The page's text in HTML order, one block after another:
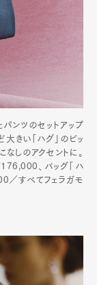
パンツのセットアップ
きい「ハグ」のビッ
しのアクセントに。
、バッグ「ハ
／すべてフェラガモ